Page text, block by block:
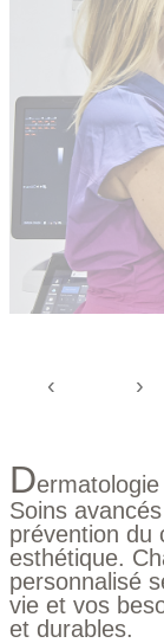
D
Soins
prévention du
esthétique.
personnalisé
vie et vos
et durables.